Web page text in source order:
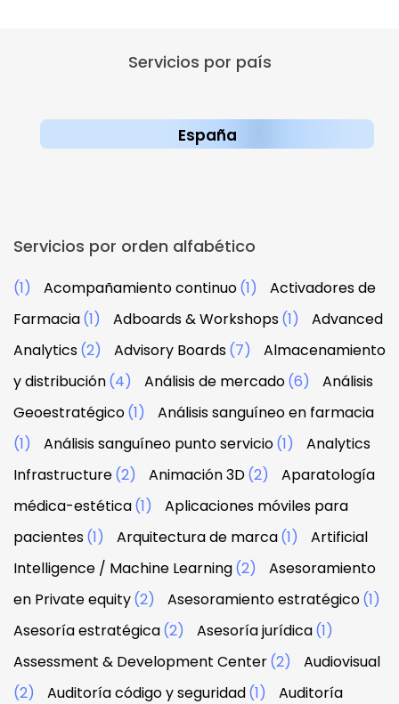
Servicios por país
España
Servicios por orden alfabético
(1) Acompañamiento continuo(1)
Activadores de
Farmacia(1) Adboards & Workshops(1)
Advanced
Analytics(2) Advisory Boards(7)
Almacenamiento
y distribución(4) Análisis de mercado(6)
Análisis
Geoestratégico(1)
Análisis sanguíneo en farmacia
(1)
Análisis sanguíneo punto servicio(1)
Analytics
Infrastructure(2) Animación 3D(2)
Aparatología
médica-estética(1)
Aplicaciones móviles para
pacientes(1) Arquitectura de marca(1)
Artificial
Intelligence / Machine Learning(2)
Asesoramiento
en Private equity(2) Asesoramiento estratégico(1)
Asesoría estratégica(2) Asesoría jurídica(1)
Assessment & Development Center(2)
Audiovisual
(2)
Auditoría código y seguridad(1)
Auditoría